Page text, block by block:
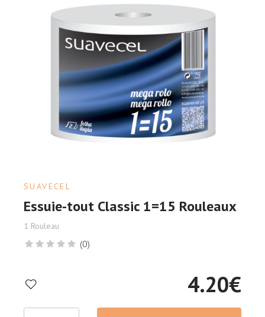
SUAVECEL
Essuie-tout Classic 1=15 Rouleaux
1 Rouleau
(0)
4.20€